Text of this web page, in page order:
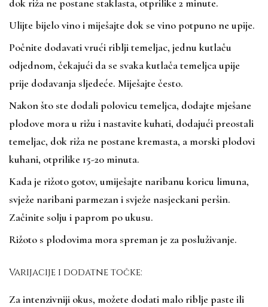
dok riža ne postane staklasta, otprilike 2 minute.
Ulijte bijelo vino i miješajte dok se vino potpuno ne upije.
Počnite dodavati vrući riblji temeljac, jednu kutlaču
odjednom, čekajući da se svaka kutlača temeljca upije
prije dodavanja sljedeće. Miješajte često.
Nakon što ste dodali polovicu temeljca, dodajte mješane
plodove mora u rižu i nastavite kuhati, dodajući preostali
temeljac, dok riža ne postane kremasta, a morski plodovi
kuhani, otprilike 15-20 minuta.
Kada je rižoto gotov, umiješajte naribanu koricu limuna,
svježe naribani parmezan i svježe nasjeckani peršin.
Začinite solju i paprom po ukusu.
Rižoto s plodovima mora spreman je za posluživanje.
Varijacije i dodatne točke:
Za intenzivniji okus, možete dodati malo riblje paste ili